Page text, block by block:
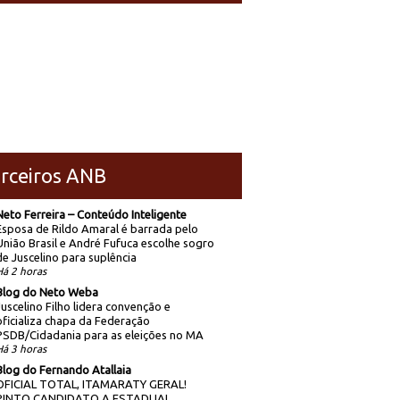
ANB
Ferreira – Conteúdo Inteligente
de Rildo Amaral é barrada pelo
Brasil e André Fufuca escolhe sogro
Juscelino para suplência
2 horas
do Neto Weba
Filho lidera convenção e
chapa da Federação
Cidadania para as eleições no MA
3 horas
do Fernando Atallaia
TOTAL, ITAMARATY GERAL!